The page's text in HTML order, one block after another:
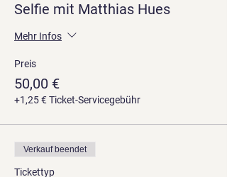
Selfie mit Matthias Hues
Mehr Infos
Preis
50,00 €
+1,25 € Ticket-Servicegebühr
Verkauf beendet
Tickettyp